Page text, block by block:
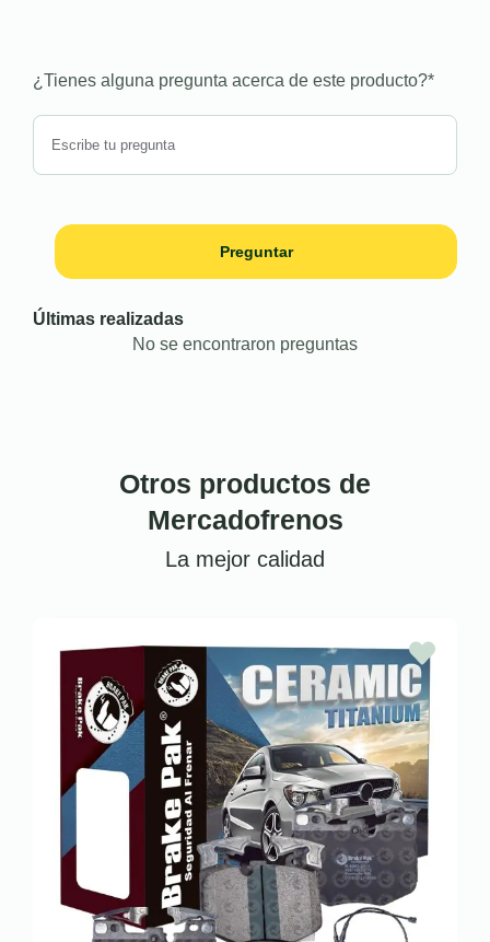
¿Tienes alguna pregunta acerca de este producto?*
Preguntar
Últimas realizadas
No se encontraron preguntas
Otros productos de
Mercadofrenos
La mejor calidad